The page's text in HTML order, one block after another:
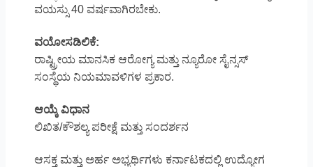
ವಯಸ್ಸು 40 ವರ್ಷವಾಗಿರಬೇಕು.
ವಯೋಸಡಿಲಿಕೆ:
ರಾಷ್ಟ್ರೀಯ ಮಾನಸಿಕ ಆರೋಗ್ಯ ಮತ್ತು ನ್ಯೂರೋ ಸೈನ್ಸಸ್
ಸಂಸ್ಥೆಯ ನಿಯಮಾವಳಿಗಳ ಪ್ರಕಾರ.
ಆಯ್ಕೆ ವಿಧಾನ
ಲಿಖಿತ/ಕೌಶಲ್ಯ ಪರೀಕ್ಷೆ ಮತ್ತು ಸಂದರ್ಶನ
ಆಸಕ್ತ ಮತ್ತು ಅರ್ಹ ಅಭ್ಯರ್ಥಿಗಳು ಕರ್ನಾಟಕದಲ್ಲಿ ಉದ್ಯೋಗ